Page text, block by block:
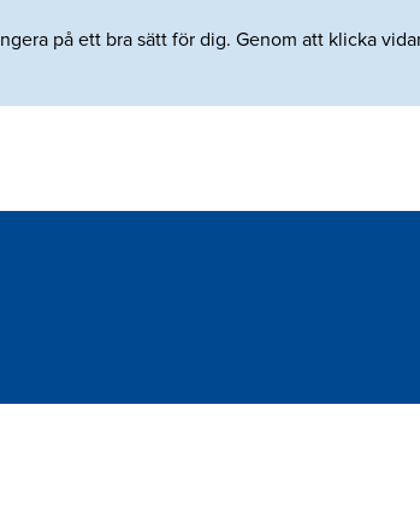
på ett bra sätt för dig. Genom att klicka